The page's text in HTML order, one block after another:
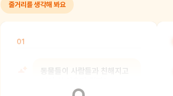
줄거리를 생각해 봐요
01
동물들이 사람들과 친해지고